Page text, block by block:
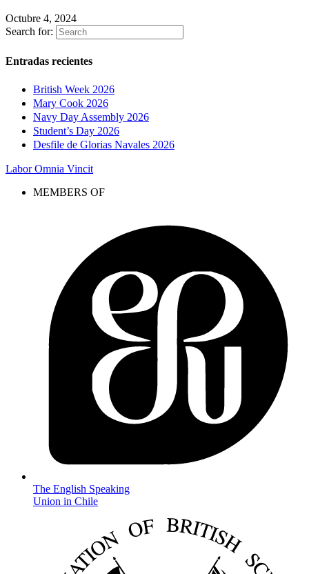
Octubre 4, 2024
Search for:
Entradas recientes
British Week 2026
Mary Cook 2026
Navy Day Assembly 2026
Student’s Day 2026
Desfile de Glorias Navales 2026
Labor Omnia Vincit
MEMBERS OF
The English Speaking
Union in Chile